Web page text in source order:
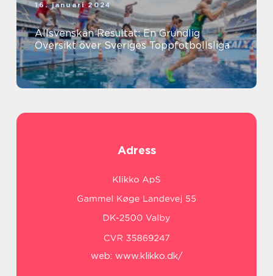
16. januari 2024
Allsvenskan Resultat: En Grundlig
Översikt över Sveriges Toppfotbollsliga
Adress
web: www.klikko.dk/